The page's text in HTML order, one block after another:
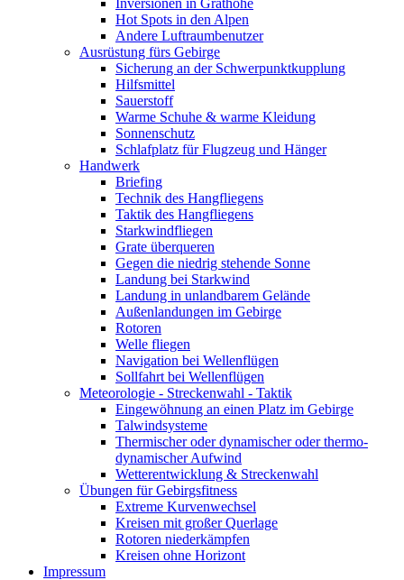
Inversionen in Grathöhe
Hot Spots in den Alpen
Andere Luftraumbenutzer
Ausrüstung fürs Gebirge
Sicherung an der Schwerpunktkupplung
Hilfsmittel
Sauerstoff
Warme Schuhe & warme Kleidung
Sonnenschutz
Schlafplatz für Flugzeug und Hänger
Handwerk
Briefing
Technik des Hangfliegens
Taktik des Hangfliegens
Starkwindfliegen
Grate überqueren
Gegen die niedrig stehende Sonne
Landung bei Starkwind
Landung in unlandbarem Gelände
Außenlandungen im Gebirge
Rotoren
Welle fliegen
Navigation bei Wellenflügen
Sollfahrt bei Wellenflügen
Meteorologie - Streckenwahl - Taktik
Eingewöhnung an einen Platz im Gebirge
Talwindsysteme
Thermischer oder dynamischer oder thermo-
dynamischer Aufwind
Wetterentwicklung & Streckenwahl
Übungen für Gebirgsfitness
Extreme Kurvenwechsel
Kreisen mit großer Querlage
Rotoren niederkämpfen
Kreisen ohne Horizont
Impressum